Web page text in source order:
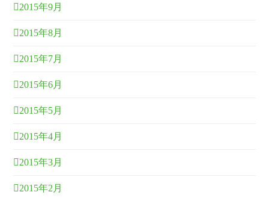
2015年9月
2015年8月
2015年7月
2015年6月
2015年5月
2015年4月
2015年3月
2015年2月